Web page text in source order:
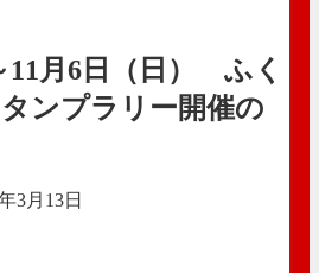
11月6日（日） ふく
ンプラリー開催の
3月13日